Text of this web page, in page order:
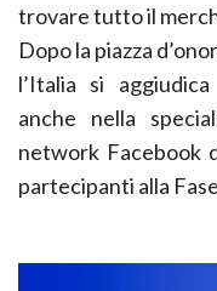
trovare tutto il
Dopo la piazza
l’Italia si
anche nella
network Facebook
partecipanti alla